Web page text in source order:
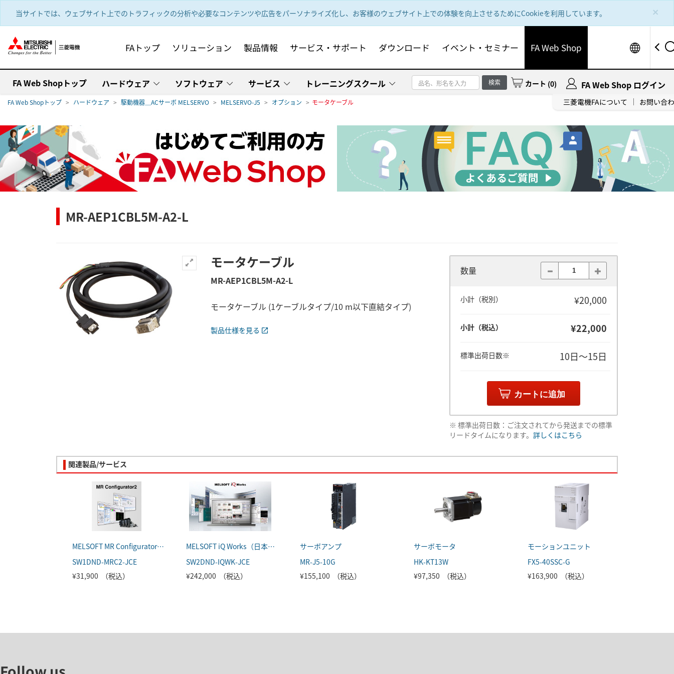
×
当サイトでは、ウェブサイト上でのトラフィックの分析や必要なコンテンツや広告をパーソナライズ化し、お客様のウェブサイト上での体験を向上させるためにCookieを利用しています。
FAトップ ソリューション 製品情報 サービス・サポート ダウンロード イベント・セミナー FA Web Shop
三菱電機FAについて お問い合
FA Web Shopトップ ハードウェア ソフトウェア サービス トレーニングスクール 検索 カート (0) FA Web Shop ログイン
FA Web Shopトップ ハードウェア 駆動機器＿ACサーボ MELSERVO MELSERVO-J5 オプション モータケーブル
MR-AEP1CBL5M-A2-L
モータケーブル
MR-AEP1CBL5M-A2-L
モータケーブル (1ケーブルタイプ/10 m以下直結タイプ)
製品仕様を見る
数量
小計（税別） ¥20,000
小計（税込） ¥22,000
標準出荷日数※ 10日～15日
カートに追加
※ 標準出荷日数：ご注文されてから発送までの標準
リードタイムになります。 詳しくはこちら
関連製品/サービス
MELSOFT MR Configurator2(日本語版)
SW1DND-MRC2-JCE
¥31,900 （税込）
MELSOFT iQ Works（日本語版）
SW2DND-IQWK-JCE
¥242,000 （税込）
サーボアンプ
MR-J5-10G
¥155,100 （税込）
サーボモータ
HK-KT13W
¥97,350 （税込）
モーションユニット
FX5-40SSC-G
¥163,900 （税込）